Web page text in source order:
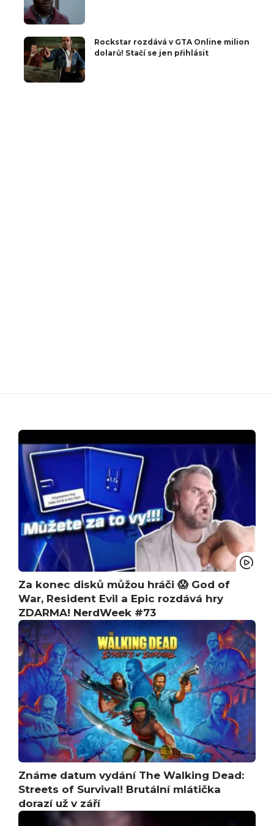
Rockstar rozdává v GTA Online milion
dolarů! Stačí se jen přihlásit
Za konec disků můžou hráči 😱 God of
War, Resident Evil a Epic rozdává hry
ZDARMA! NerdWeek #73
Známe datum vydání The Walking Dead:
Streets of Survival! Brutální mlátička
dorazí už v září